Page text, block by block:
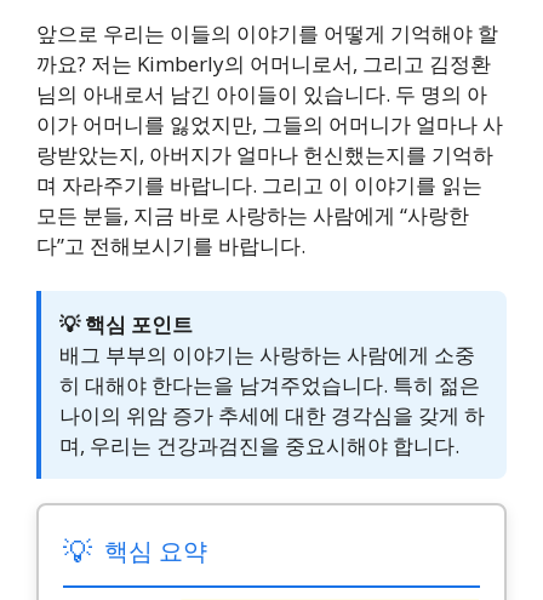
앞으로 우리는 이들의 이야기를 어떻게 기억해야 할
까요? 저는 Kimberly의 어머니로서, 그리고 김정환
님의 아내로서 남긴 아이들이 있습니다. 두 명의 아
이가 어머니를 잃었지만, 그들의 어머니가 얼마나 사
랑받았는지, 아버지가 얼마나 헌신했는지를 기억하
며 자라주기를 바랍니다. 그리고 이 이야기를 읽는
모든 분들, 지금 바로 사랑하는 사람에게 “사랑한
다”고 전해보시기를 바랍니다.
💡 핵심 포인트
배그 부부의 이야기는 사랑하는 사람에게 소중
히 대해야 한다는을 남겨주었습니다. 특히 젊은
나이의 위암 증가 추세에 대한 경각심을 갖게 하
며, 우리는 건강과검진을 중요시해야 합니다.
💡 핵심 요약